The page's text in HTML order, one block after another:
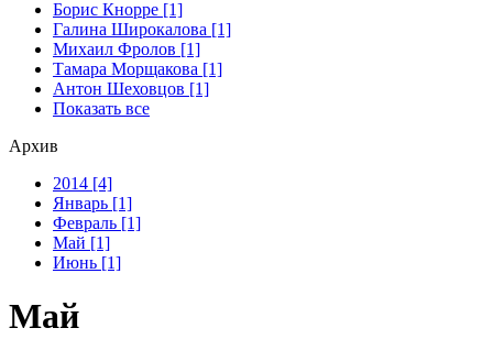
Борис Кнорре [1]
Галина Широкалова [1]
Михаил Фролов [1]
Тамара Морщакова [1]
Антон Шеховцов [1]
Показать все
Архив
2014 [4]
Январь [1]
Февраль [1]
Май [1]
Июнь [1]
Май